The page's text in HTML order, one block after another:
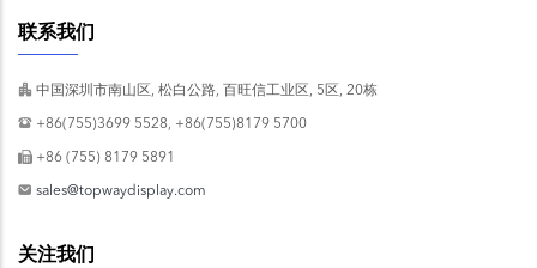
联系我们
中国深圳市南山区, 松白公路, 百旺信工业区, 5区, 20栋
+86(755)3699 5528, +86(755)8179 5700
+86 (755) 8179 5891
sales@topwaydisplay.com
关注我们